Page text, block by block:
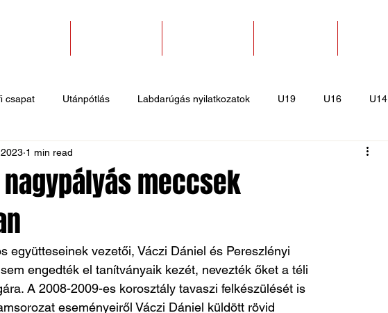
csapat Utánpótlás Labdarúgás nyilatkozatok U19 U16 U14
Sportlövő hírek Kajak-Kenu
nagypályás meccsek
1 min read
együtteseinek vezetői, Váczi Dániel és Pereszlényi
engedték el tanítványaik kezét, nevezték őket a téli
A 2008-2009-es korosztály tavaszi felkészülését is
eseményeiről Váczi Dániel küldött rövid